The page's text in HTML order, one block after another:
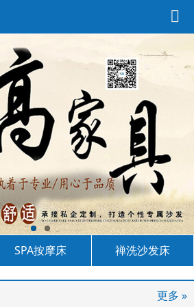
SPA按摩床 禅洗沙发床
更多 »